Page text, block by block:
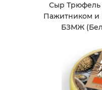
Сыр Трюфель
Пажитником и
БЗМЖ